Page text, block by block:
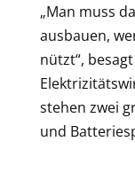
„Man muss
ausbauen,
nützt“,
stehen zwei
und